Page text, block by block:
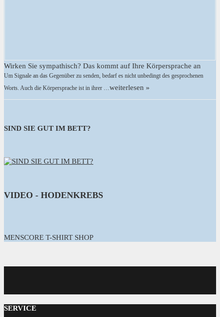
Wirken Sie sympathisch? Das kommt auf Ihre Körpersprache an
Um Signale an das Gegenüber zu senden, bedarf es nicht unbedingt des gesprochenen
Worts. Auch die Körpersprache ist in ihrer …weiterlesen »
SIND SIE GUT IM BETT?
VIDEO - HODENKREBS
MENSCORE T-SHIRT SHOP
MENSCORE
SERVICE